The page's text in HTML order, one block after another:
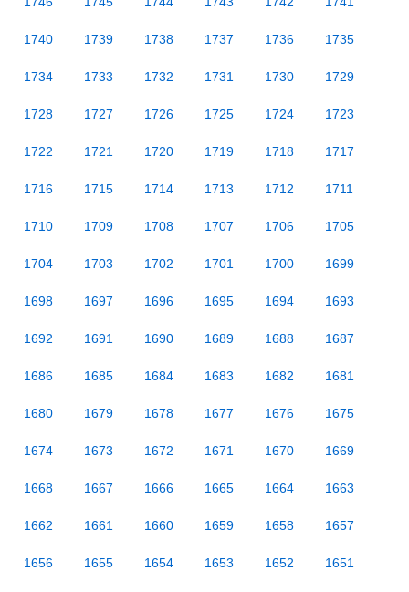
1740 1739 1738 1737 1736 1735
1734 1733 1732 1731 1730 1729
1728 1727 1726 1725 1724 1723
1722 1721 1720 1719 1718 1717
1716 1715 1714 1713 1712 1711
1710 1709 1708 1707 1706 1705
1704 1703 1702 1701 1700 1699
1698 1697 1696 1695 1694 1693
1692 1691 1690 1689 1688 1687
1686 1685 1684 1683 1682 1681
1680 1679 1678 1677 1676 1675
1674 1673 1672 1671 1670 1669
1668 1667 1666 1665 1664 1663
1662 1661 1660 1659 1658 1657
1656 1655 1654 1653 1652 1651